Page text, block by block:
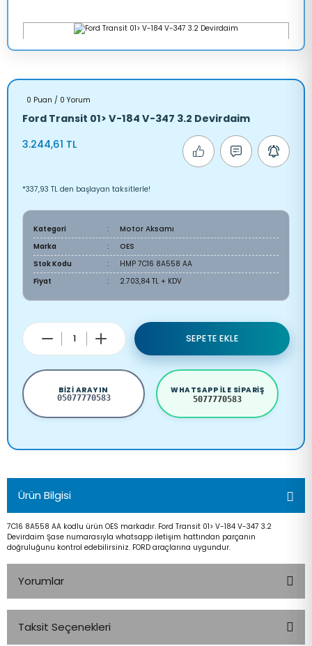
0 Puan / 0 Yorum
Ford Transit 01> V-184 V-347 3.2 Devirdaim
3.244,61 TL
*337,93 TL den başlayan taksitlerle!
Kategori
Motor Aksamı
Marka
OES
Stok Kodu
HMP 7C16 8A558 AA
Fiyat
2.703,84 TL + KDV
SEPETE EKLE
BIZI ARAYIN
05077770583
WHATSAPP ILE SIPARIŞ
5077770583
Ürün Bilgisi
7C16 8A558 AA kodlu ürün OES markadır. Ford Transit 01> V-184 V-347 3.2
Devirdaim Şase numarasıyla whatsapp iletişim hattından parçanın
doğruluğunu kontrol edebilirsiniz. FORD araçlarına uygundur.
Yorumlar
Taksit Seçenekleri